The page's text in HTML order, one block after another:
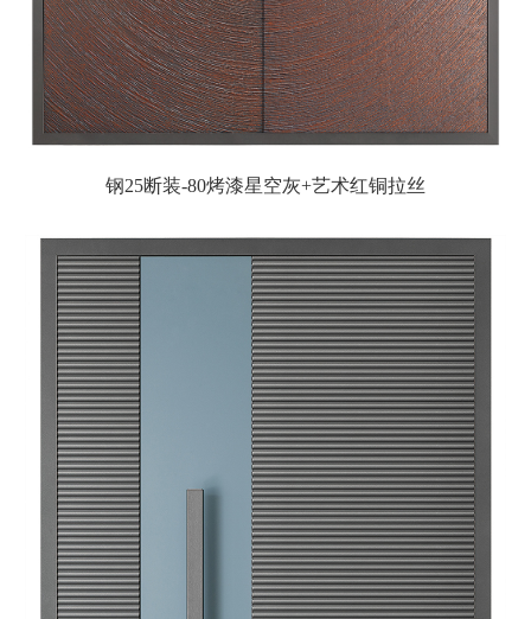
钢25断装-80烤漆星空灰+艺术红铜拉丝